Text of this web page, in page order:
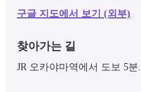
구글 지도에서 보기 (외부)
찾아가는 길
JR 오카야마역에서 도보 5분.